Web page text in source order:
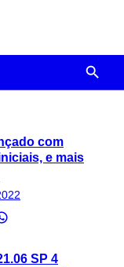
com
e mais
on
SP 4